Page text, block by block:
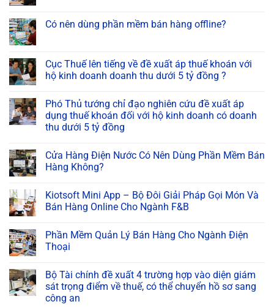
Có nên dùng phần mềm bán hàng offline?
Cục Thuế lên tiếng về đề xuất áp thuế khoán với
hộ kinh doanh doanh thu dưới 5 tỷ đồng ?
Phó Thủ tướng chỉ đạo nghiên cứu đề xuất áp
dụng thuế khoán đối với hộ kinh doanh có doanh
thu dưới 5 tỷ đồng
Cửa Hàng Điện Nước Có Nên Dùng Phần Mềm Bán
Hàng Không?
Kiotsoft Mini App – Bộ Đôi Giải Pháp Gọi Món Và
Bán Hàng Online Cho Ngành F&B
Phần Mềm Quản Lý Bán Hàng Cho Ngành Điện
Thoại
Bộ Tài chính đề xuất 4 trường hợp vào diện giám
sát trọng điểm về thuế, có thể chuyển hồ sơ sang
công an